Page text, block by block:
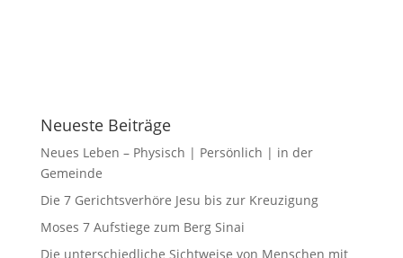
Neueste Beiträge
Neues Leben – Physisch | Persönlich | in der
Gemeinde
Die 7 Gerichtsverhöre Jesu bis zur Kreuzigung
Moses 7 Aufstiege zum Berg Sinai
Die unterschiedliche Sichtweise von Menschen mit